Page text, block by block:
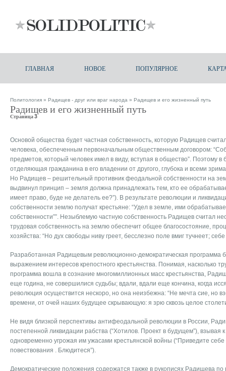
ГЛАВНАЯ НОВОЕ ПОПУЛЯРНОЕ
Политология » Радищев - друг или враг народа » Радищев и его жизненный путь
Радищев и его жизненный путь
Страница 3
Основой общества будет частная собственность, которую Радищев
человека, обеспеченным первоначальным общественным договором:
предметов, который человек имел в виду, вступая в общество”. Поэтому
отделяющая гражданина в его владении от другого, глубока и всеми
Но Радищев – решительный противник феодальной собственности на
выдвинул принцип – земля должна принадлежать тем, кто ее
имеет право, буде не делатель ее?”). В результате революции и
собственности землю получат крестьяне: “Удел в земле, ими
собственности””. Незыблемую частную собственность Радищев считал
трудовая собственность на землю обеспечит общее благосостояние,
хозяйства: “Но дух свободы ниву греет, бесслезно поле вмиг тучнеет; себе
Разработанная Радищевым революционно-демократическая программа
выражением интересов крепостного крестьянства. Понимая, насколько
программа вошла в сознание многомиллионных масс крестьянства,
еще година, не совершилися судьбы; вдали, вдали еще кончина, когда
революция осуществится нескоро, но она неизбежна: “Не мечта сие, но
времени, от очей наших будущее скрывающую: я зрю сквозь целое
Не видя близкой перспективы антифеодальной революции в России,
постепенной ликвидации рабства (“Хотилов. Проект в будущем”), взывая
одновременно угрожая им ужасами крестьянской войны (“Приведите
повествования . Блюдитеся”).
Демократические положения содержатся также в рукописях Радищева